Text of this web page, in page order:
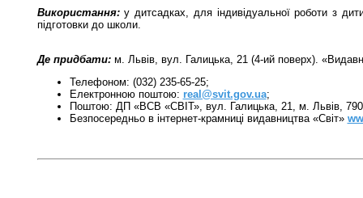
Використання:у дитсадках, для індивідуальної роботи з
підготовки до школи.
Де придбати:м. Львів, вул. Галицька, 21 (4-ий поверх).
Телефоном: (032) 235-65-25;
Електронною поштою: real@svit.gov.ua;
Поштою: ДП «ВСВ «СВІТ», вул. Галицька, 21, м. Львів,
Безпосередньо в інтернет-крамниці видавництва «Світ»